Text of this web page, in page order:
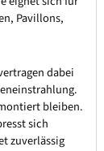
Pavillons,
dabei
bleiben.
sich
zuverlässig